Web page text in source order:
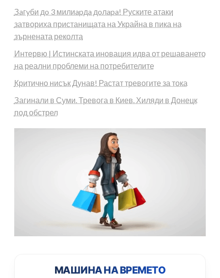
Зaгyби дo 3 милиapдa дoлapa! Руските атаки
затвориха пристанищата на Украйна в пика на
зърнената реколта
Интервю | Истинската иновация идва от решаването
на реални проблеми на потребителите
Критично нисък Дунав! Растат тревогите за тока
Загинали в Суми. Тревога в Киев. Хиляди в Донецк
под обстрел
МАШИНА НА ВРЕМЕТО